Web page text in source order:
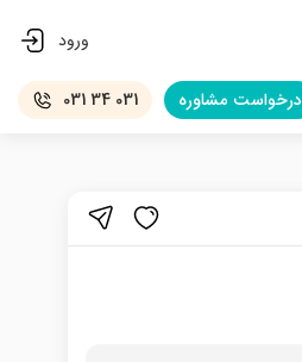
درخواست مشاوره 031 34 031
ورود